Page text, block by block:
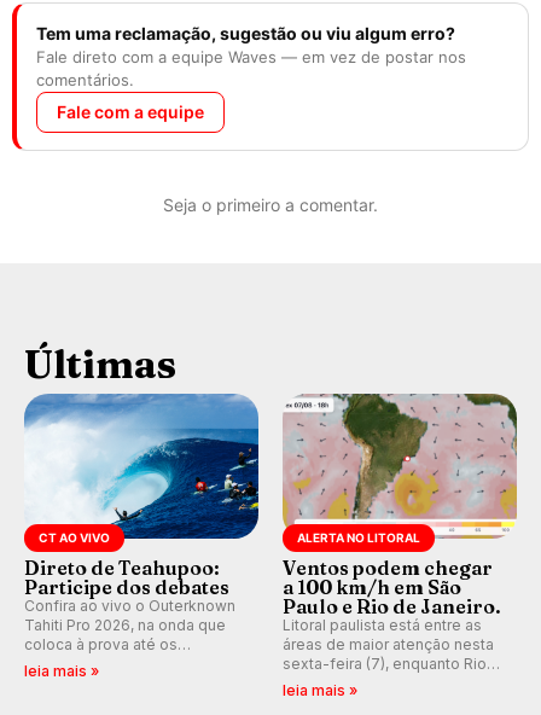
Tem uma reclamação, sugestão ou viu algum erro?
Fale direto com a equipe Waves — em vez de postar nos
comentários.
Fale com a equipe
Seja o primeiro a comentar.
Últimas
CT AO VIVO
Direto de Teahupoo:
Participe dos debates
Confira ao vivo o Outerknown
Tahiti Pro 2026, na onda que
coloca à prova até os
melhores surfistas do mundo.
leia mais »
ALERTA NO LITORAL
Ventos podem chegar
a 100 km/h em São
Paulo e Rio de Janeiro.
Litoral paulista está entre as
áreas de maior atenção nesta
sexta-feira (7), enquanto Rio
de Janeiro também recebe
leia mais »